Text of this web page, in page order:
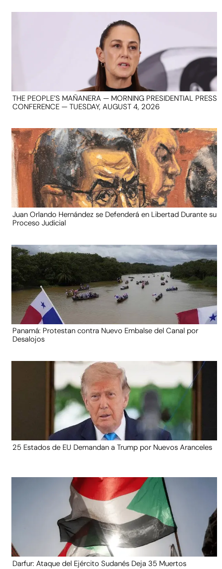
THE PEOPLE’S MAÑANERA — MORNING PRESIDENTIAL PRESS
CONFERENCE — TUESDAY, AUGUST 4, 2026
Juan Orlando Hernández se Defenderá en Libertad Durante su
Proceso Judicial
Panamá: Protestan contra Nuevo Embalse del Canal por
Desalojos
25 Estados de EU Demandan a Trump por Nuevos Aranceles
Darfur: Ataque del Ejército Sudanés Deja 35 Muertos